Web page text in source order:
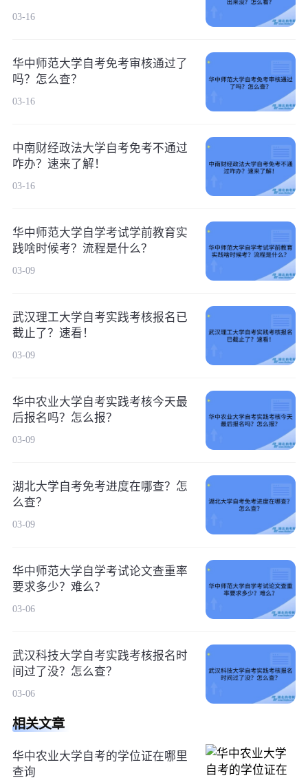
03-16
华中师范大学自考免考审核通过了
吗？怎么查？
03-16
中南财经政法大学自考免考不通过
咋办？速来了解！
03-16
华中师范大学自学考试学前教育实
践啥时候考？流程是什么？
03-09
武汉理工大学自考实践考核报名已
截止了？速看！
03-09
华中农业大学自考实践考核今天最
后报名吗？怎么报？
03-09
湖北大学自考免考进度在哪查？怎
么查？
03-09
华中师范大学自学考试论文查重率
要求多少？难么？
03-06
武汉科技大学自考实践考核报名时
间过了没？怎么查？
03-06
相关文章
华中农业大学自考的学位证在哪里
查询